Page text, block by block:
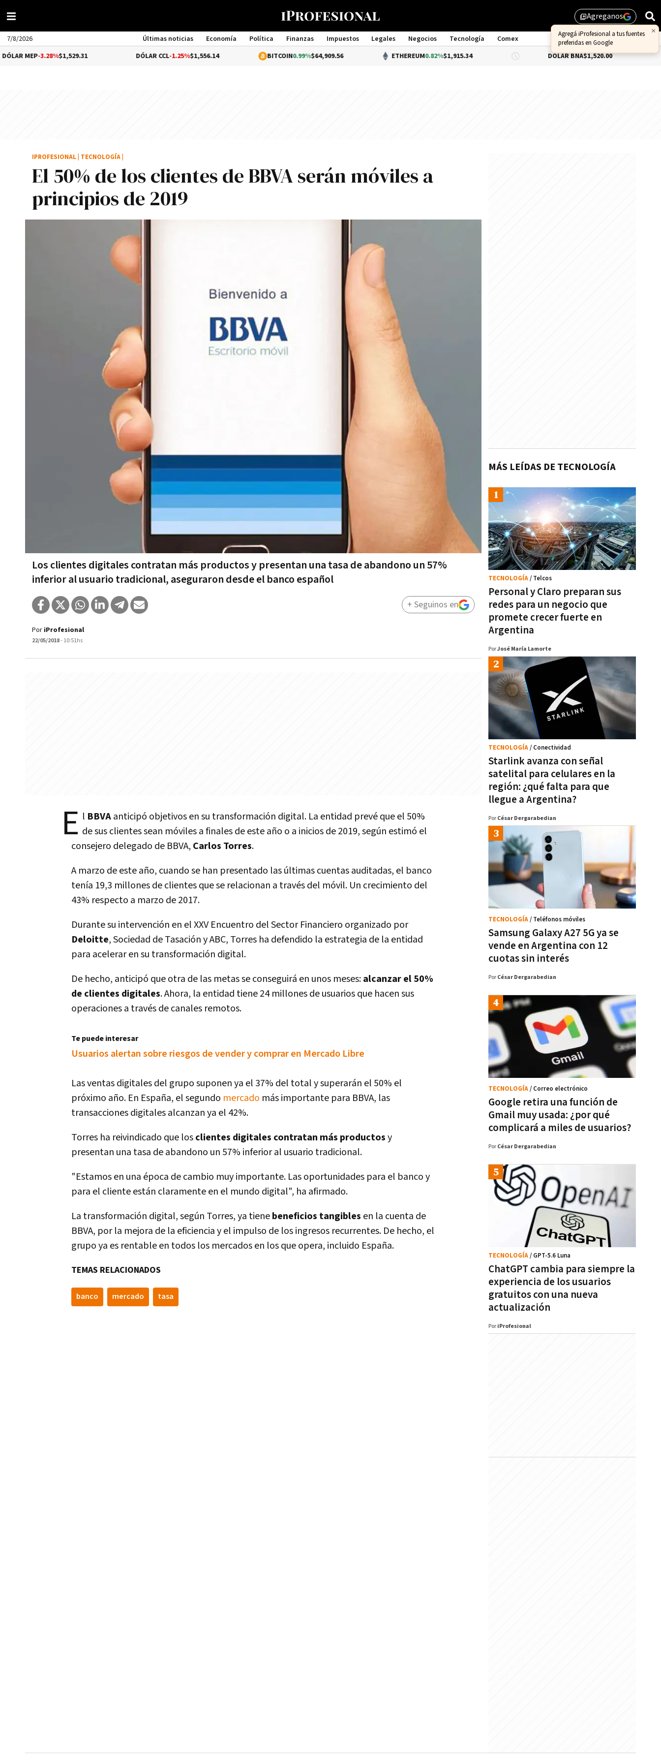
library_addAgreganos
×
Agregá iProfesional a tus fuentes
preferidas en Google
7/8/2026 Últimas noticias Economía Política Finanzas Impuestos Legales Negocios Tecnología
Comex
Management
-3.28%$1,529.31 DÓLAR CCL-1.25%$1,556.14 BITCOIN0.99%$64,909.56 ETHEREUM0.82%$1,915.34 DÓLAR BNA$1,520.00 DÓLAR
El 50% de los clientes de BBVA serán móviles a
principios de 2019
Los clientes digitales contratan más productos y presentan una tasa de abandono un 57%
inferior al usuario tradicional, aseguraron desde el banco español
IPROFESIONAL TECNOLOGÍA
Por iProfesional
22/05/2018- 10:51hs
+ Seguinos en
E l BBVAanticipó objetivos en su transformación digital. La entidad prevé que el 50%
de sus clientes sean móviles a finales de este año o a inicios de 2019, según estimó el
consejero delegado de BBVA, Carlos Torres.
A marzo de este año, cuando se han presentado las últimas cuentas auditadas, el banco
tení­a 19,3 millones de clientes que se relacionan a través del móvil. Un crecimiento del
43% respecto a marzo de 2017.
Durante su intervención en el XXV Encuentro del Sector Financiero organizado por
Deloitte, Sociedad de Tasación y ABC, Torres ha defendido la estrategia de la entidad
para acelerar en su transformación digital.
De hecho, anticipó que otra de las metas se conseguirá en unos meses:alcanzar el 50%
de clientes digitales. Ahora, la entidad tiene 24 millones de usuarios que hacen sus
operaciones a través de canales remotos.
Te puede interesar
Usuarios alertan sobre riesgos de vender y comprar en Mercado Libre
Las ventas digitales del grupo suponen ya el 37% del total y superarán el 50% el
próximo año. En España, el segundo mercado más importante para BBVA, las
transacciones digitales alcanzan ya el 42%.
Torres ha reivindicado que losclientes digitales contratan más productosy
presentan una tasa de abandono un 57% inferior al usuario tradicional.
"Estamos en una época de cambio muy importante. Las oportunidades para el banco y
para el cliente están claramente en el mundo digital", ha afirmado.
La transformación digital, según Torres, ya tienebeneficios tangibles en la cuenta de
BBVA, por la mejora de la eficiencia y el impulso de los ingresos recurrentes. De hecho, el
grupo ya es rentable en todos los mercados en los que opera, incluido España.
TEMAS RELACIONADOS
banco mercado tasa
MÁS LEÍDAS DE TECNOLOGÍA
Personal y Claro preparan sus
redes para un negocio que
promete crecer fuerte en
Argentina
TECNOLOGÍA/ Telcos
PorJosé María Lamorte
Starlink avanza con señal
satelital para celulares en la
región: ¿qué falta para que
llegue a Argentina?
TECNOLOGÍA/ Conectividad
Por César Dergarabedian
Samsung Galaxy A27 5G ya se
vende en Argentina con 12
cuotas sin interés
TECNOLOGÍA/ Teléfonos móviles
Por César Dergarabedian
Google retira una función de
Gmail muy usada: ¿por qué
complicará a miles de usuarios?
TECNOLOGÍA/ Correo electrónico
Por César Dergarabedian
ChatGPT cambia para siempre la
experiencia de los usuarios
gratuitos con una nueva
actualización
TECNOLOGÍA/ GPT-5.6 Luna
Por iProfesional